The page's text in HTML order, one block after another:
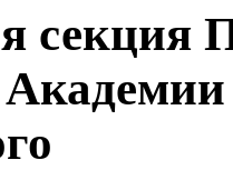
секция